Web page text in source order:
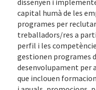
dissenyen i
capital humà de les
programes per
treballadors/res a
perfil i les
gestionen programes
desenvolupament per
que inclouen